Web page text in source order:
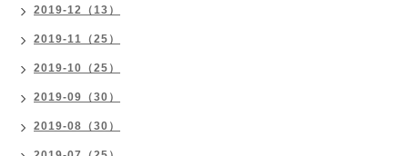
2019-12（13）
2019-11（25）
2019-10（25）
2019-09（30）
2019-08（30）